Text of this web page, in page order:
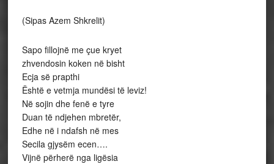
(Sipas Azem Shkrelit)
Sapo fillojnë me çue kryet
zhvendosin koken në bisht
Ecja së prapthi
Është e vetmja mundësi të leviz!
Në sojin dhe fenë e tyre
Duan të ndjehen mbretër,
Edhe në i ndafsh në mes
Secila gjysëm ecen….
Vijnë përherë nga ligësia